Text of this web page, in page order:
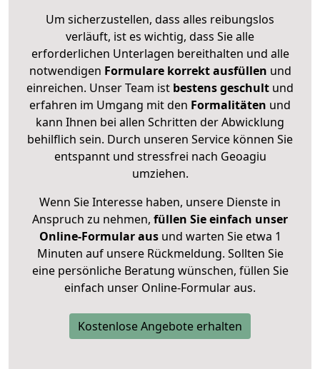
Um sicherzustellen, dass alles reibungslos
verläuft, ist es wichtig, dass Sie alle
erforderlichen Unterlagen bereithalten und alle
notwendigen Formulare korrekt ausfüllen und
einreichen. Unser Team ist bestens geschult und
erfahren im Umgang mit den Formalitäten und
kann Ihnen bei allen Schritten der Abwicklung
behilflich sein. Durch unseren Service können Sie
entspannt und stressfrei nach Geoagiu
umziehen.
Wenn Sie Interesse haben, unsere Dienste in
Anspruch zu nehmen, füllen Sie einfach unser
Online-Formular ausund warten Sie etwa 1
Minuten auf unsere Rückmeldung. Sollten Sie
eine persönliche Beratung wünschen, füllen Sie
einfach unser Online-Formular aus.
Kostenlose Angebote erhalten